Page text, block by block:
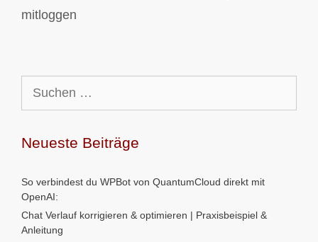
mitloggen
nach:
Neueste Beiträge
So verbindest du WPBot von QuantumCloud direkt mit
OpenAI:
Chat Verlauf korrigieren & optimieren | Praxisbeispiel &
Anleitung